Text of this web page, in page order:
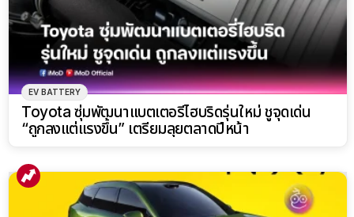
EV BATTERY
Toyota ซุ่มพัฒนาแบตเตอรี่ไฮบริดรุ่นใหม่ ชูจุดเด่น
“ถูกลงแต่แรงขึ้น” เตรียมลุยตลาดปีหน้า